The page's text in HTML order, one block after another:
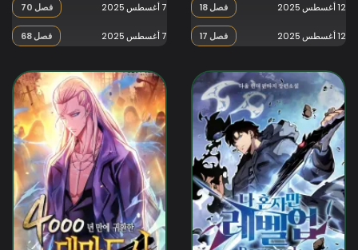
فصل 18 12 أغسطس 2025
فصل 17 12 أغسطس 2025
فصل 70 7 أغسطس 2025
فصل 68 7 أغسطس 2025